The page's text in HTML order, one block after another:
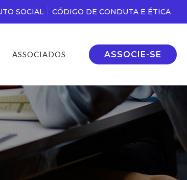
SOCIAL CÓDIGO DE CONDUTA E ÉTICA
ASSOCIADOS ASSOCIE-SE